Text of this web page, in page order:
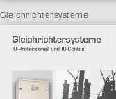
Gleichrichtersysteme